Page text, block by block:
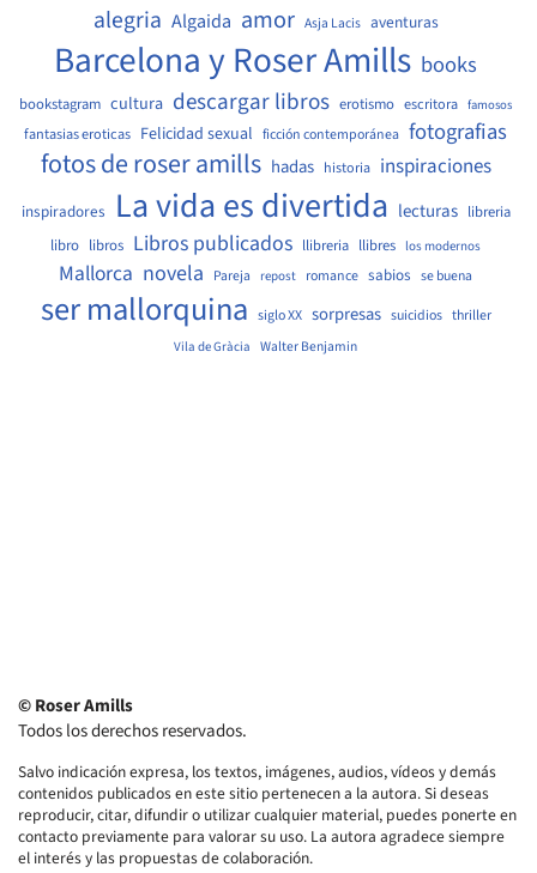
alegria Algaida amor Asja Lacis aventuras
Barcelona y Roser Amills books
bookstagram cultura descargar libros erotismo escritora famosos
fantasias eroticas Felicidad sexual ficción contemporánea fotografias
fotos de roser amills hadas historia inspiraciones
inspiradores La vida es divertida lecturas libreria
libro libros Libros publicados llibreria llibres los modernos
Mallorca novela Pareja repost romance sabios se buena
ser mallorquina siglo XX sorpresas suicidios thriller
Vila de Gràcia Walter Benjamin
© Roser Amills
Todos los derechos reservados.
Salvo indicación expresa, los textos, imágenes, audios, vídeos y demás
contenidos publicados en este sitio pertenecen a la autora. Si deseas
reproducir, citar, difundir o utilizar cualquier material, puedes ponerte en
contacto previamente para valorar su uso. La autora agradece siempre
el interés y las propuestas de colaboración.